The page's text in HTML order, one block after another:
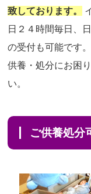
致しております。
日２４時間毎日、
の受付も可能です
供養・処分にお困
い。
ご供養処